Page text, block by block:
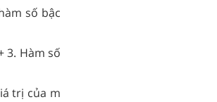
số bậc
3. Hàm số
trị của m